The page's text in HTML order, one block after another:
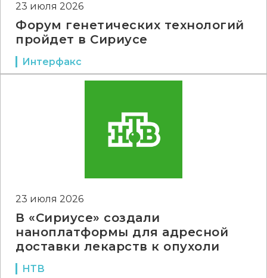
23 июля 2026
Форум генетических технологий
пройдет в Сириусе
Интерфакс
23 июля 2026
В «Сириусе» создали
наноплатформы для адресной
доставки лекарств к опухоли
НТВ